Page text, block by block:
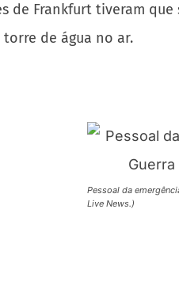
de Frankfurt tiveram
de água no ar.
Pessoal da
Live News.)